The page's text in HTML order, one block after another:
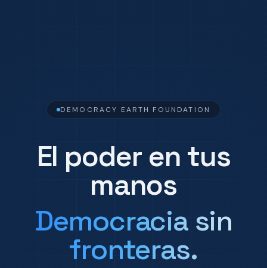
DEMOCRACY EARTH FOUNDATION
El poder en tus
manos
Democracia sin
fronteras.